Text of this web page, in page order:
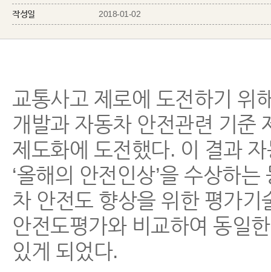
작성일 2018-01-02
교통사고 제로에 도전하기 위
개발과 자동차 안전관련 기준
제도화에 도전했다. 이 결과
‘올해의 안전인상’을 수상하는
차 안전도 향상을 위한 평가
안전도평가와 비교하여 동일
있게 되었다.